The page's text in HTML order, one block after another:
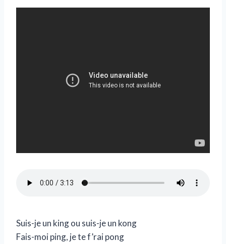
Suis-je un king ou suis-je un kong
Fais-moi ping, je te f’rai pong